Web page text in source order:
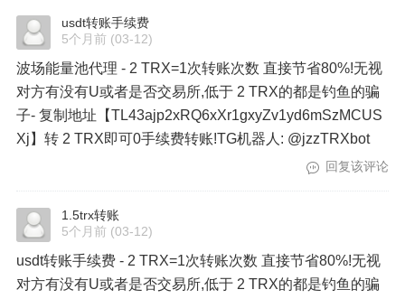
usdt转账手续费
5个月前 (03-12)
波场能量池代理 - 2 TRX=1次转账次数 直接节省80%!无视
对方有没有U或者是否交易所,低于 2 TRX的都是钓鱼的骗
子- 复制地址【TL43ajp2xRQ6xXr1gxyZv1yd6mSzMCUS
Xj】转 2 TRX即可0手续费转账!TG机器人: @jzzTRXbot
回复该评论
1.5trx转账
5个月前 (03-12)
usdt转账手续费 - 2 TRX=1次转账次数 直接节省80%!无视
对方有没有U或者是否交易所,低于 2 TRX的都是钓鱼的骗